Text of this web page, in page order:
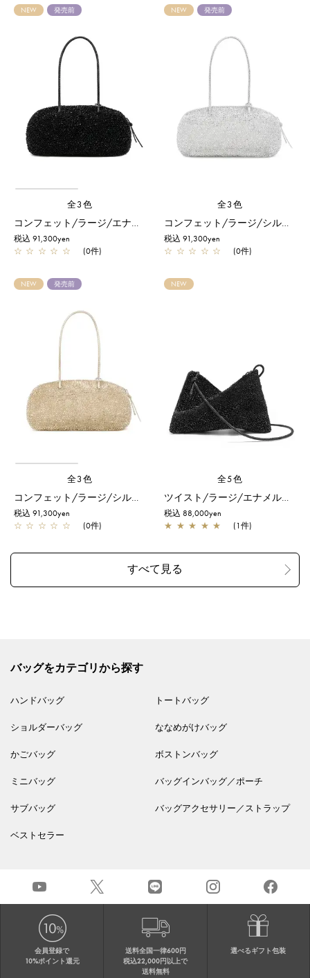
NEW 発売前
全3色
コンフェット/ラージ/エナメルブラック
税込 91,300yen
☆ ☆ ☆ ☆ ☆ (0件)
NEW 発売前
全3色
コンフェット/ラージ/シルバー
税込 91,300yen
☆ ☆ ☆ ☆ ☆ (0件)
NEW 発売前
全3色
コンフェット/ラージ/シルバーゴールド
税込 91,300yen
☆ ☆ ☆ ☆ ☆ (0件)
NEW
全5色
ツイスト/ラージ/エナメルブラック
税込 88,000yen
★ ★ ★ ★ ★ (1件)
バッグをカテゴリから探す
ハンドバッグ トートバッグ
ショルダーバッグ ななめがけバッグ
かごバッグ ボストンバッグ
ミニバッグ バッグインバッグ／ポーチ
サブバッグ バッグアクセサリー／ストラップ
ベストセラー
会員登録で
10%ポイント還元
送料全国一律600円
税込22,000円以上で
送料無料
選べるギフト包装